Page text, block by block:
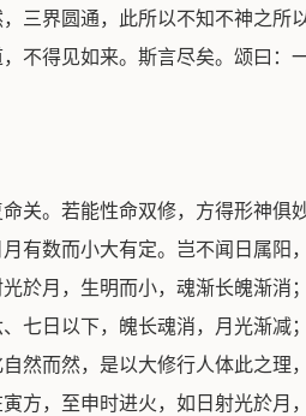
三界圆通，此所以不知不神之所
不得见如来。斯言尽矣。颂曰：
关。若能性命双修，方得形神
有数而小大有定。岂不闻日属阳
於月，生明而小，魂渐长魄渐
七日以下，魄长魂消，月光渐减
然而然，是以大修行人体此之理
方，至申时进火，如日射光於月